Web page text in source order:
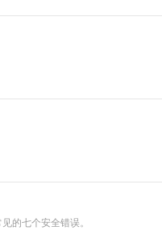
的七个安全错误。